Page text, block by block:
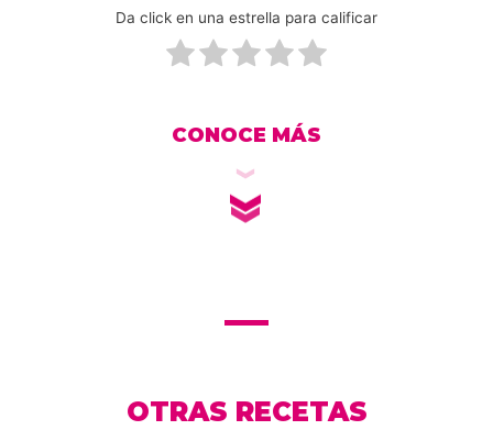
Da click en una estrella para calificar
CONOCE MÁS
OTRAS RECETAS